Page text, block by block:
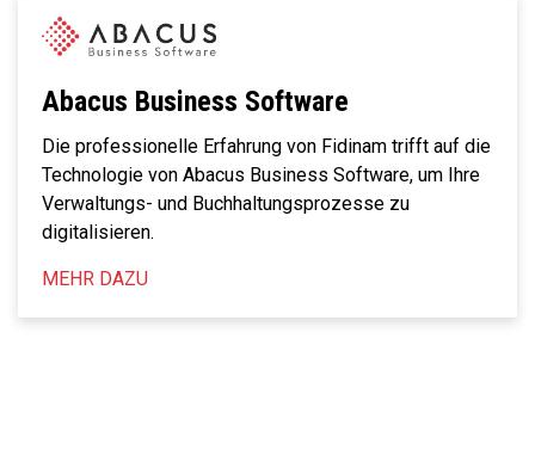
Abacus Business Software
Die professionelle Erfahrung von Fidinam trifft auf die
Technologie von Abacus Business Software, um Ihre
Verwaltungs- und Buchhaltungsprozesse zu
digitalisieren.
MEHR DAZU